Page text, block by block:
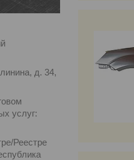
д. 34,
услуг:
Реестре